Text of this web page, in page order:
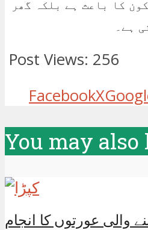
کا باعث ہے بلکہ گھر
ہے۔
Post Views: 256
FacebookX
You may also
والی عورتوں کا انجام